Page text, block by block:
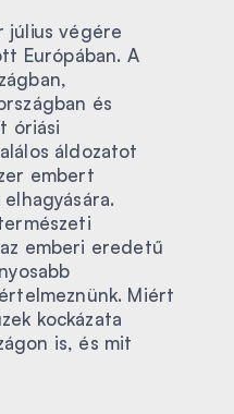
július végére
Európában. A
és
óriási
áldozatot
embert
emberi eredetű
Miért
kockázata
is, és mit